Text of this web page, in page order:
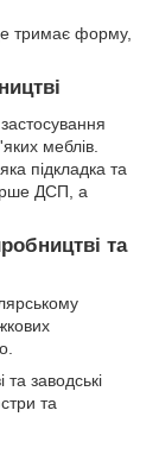
тримає форму,
меблів.
підкладка та
ДСП, а
та
заводські
та